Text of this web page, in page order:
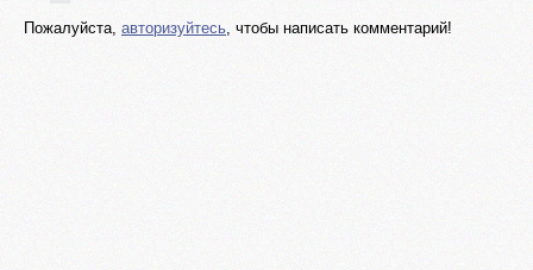
Пожалуйста, авторизуйтесь, чтобы написать комментарий!